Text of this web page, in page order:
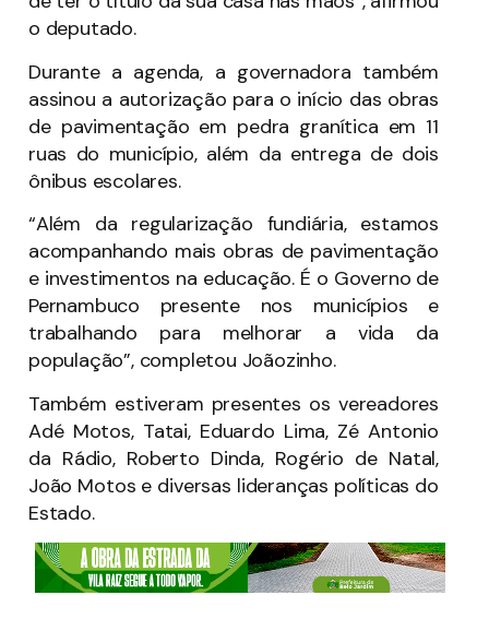
o deputado.
Durante a agenda, a governadora também
assinou a autorização para o início das obras
de pavimentação em pedra granítica em 11
ruas do município, além da entrega de dois
ônibus escolares.
“Além da regularização fundiária, estamos
acompanhando mais obras de pavimentação
e investimentos na educação. É o Governo de
Pernambuco presente nos municípios e
trabalhando para melhorar a vida da
população”, completou Joãozinho.
Também estiveram presentes os vereadores
Adé Motos, Tatai, Eduardo Lima, Zé Antonio
da Rádio, Roberto Dinda, Rogério de Natal,
João Motos e diversas lideranças políticas do
Estado.